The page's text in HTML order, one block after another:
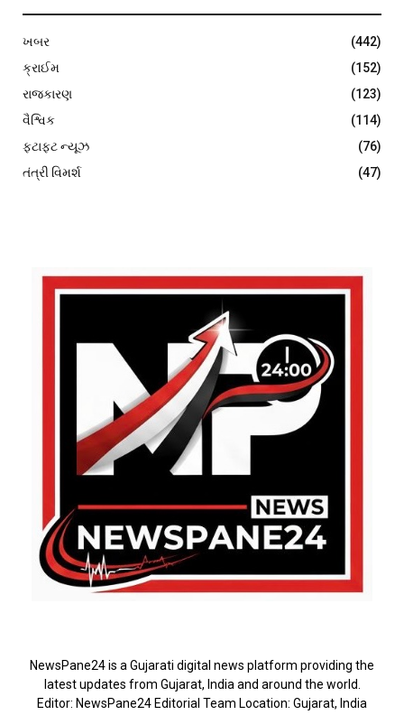
ખબર
(442)
ક્રાઈમ
(152)
રાજકારણ
(123)
વૈશ્વિક
(114)
ફટાફટ ન્યૂઝ
(76)
તંત્રી વિમર્શ
(47)
NewsPane24 is a Gujarati digital news platform providing the
latest updates from Gujarat, India and around the world.
Editor: NewsPane24 Editorial Team Location: Gujarat, India